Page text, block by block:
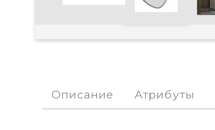
Увеличить
Описание Атрибуты